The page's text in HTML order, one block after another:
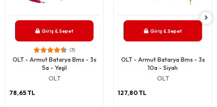
Giriş & Sepet
(3)
OLT - Armut Batarya Bms - 3s
5a - Yeşil
OLT
78,65 TL
Giriş & Sepet
OLT - Armut Batarya Bms - 3s
10a - Siyah
OLT
127,80 TL